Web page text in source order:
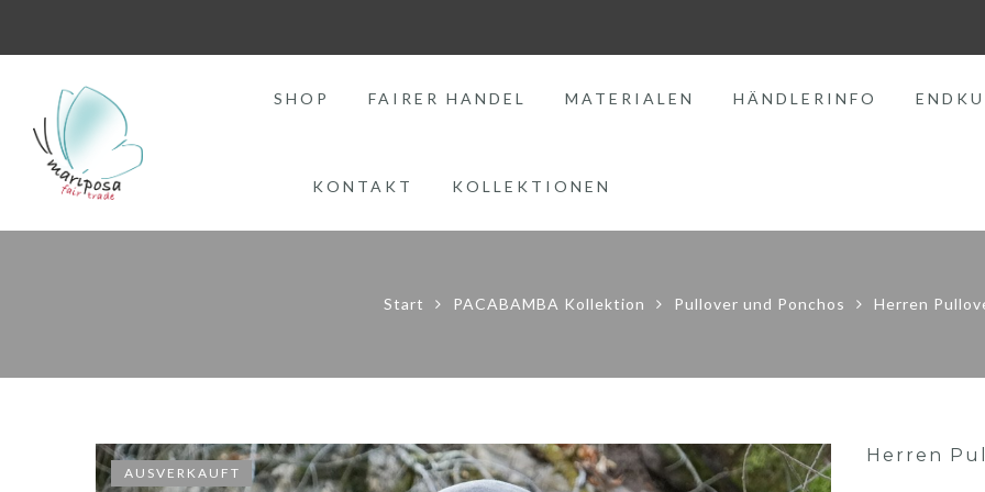
SHOP FAIRER HANDEL MATERIALEN HÄNDLERINFO
KONTAKT KOLLEKTIONEN
Start PACABAMBA Kollektion Pullover und Ponchos Herren
AUSVERKAUFT
Herren